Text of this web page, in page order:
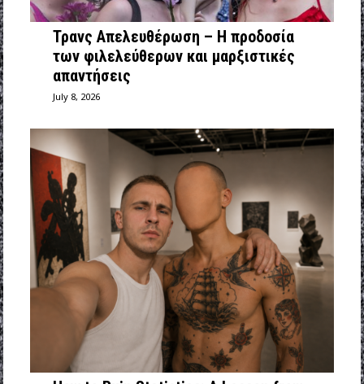
Τρανς Απελευθέρωση – Η προδοσία
των φιλελεύθερων και μαρξιστικές
απαντήσεις
July 8, 2026